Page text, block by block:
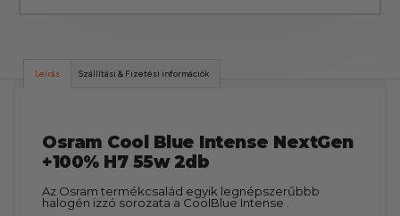
Leírás Szállítási & Fizetési információk
Osram Cool Blue Intense NextGen
+100% H7 55w 2db
Az Osram termékcsalád egyik legnépszerűbbb
halogén izzó sorozata a CoolBlue Intense .